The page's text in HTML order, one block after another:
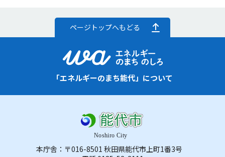
ページトップへもどる
「エネルギーのまち能代」について
本庁舎：〒016-8501 秋田県能代市上町1番3号